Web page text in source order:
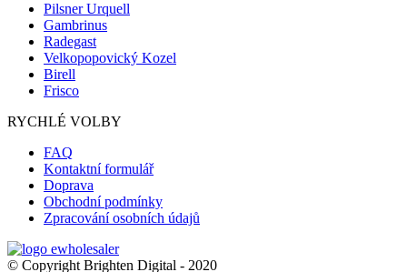
Pilsner Urquell
Gambrinus
Radegast
Velkopopovický Kozel
Birell
Frisco
RYCHLÉ VOLBY
FAQ
Kontaktní formulář
Doprava
Obchodní podmínky
Zpracování osobních údajů
© Copyright Brighten Digital - 2020